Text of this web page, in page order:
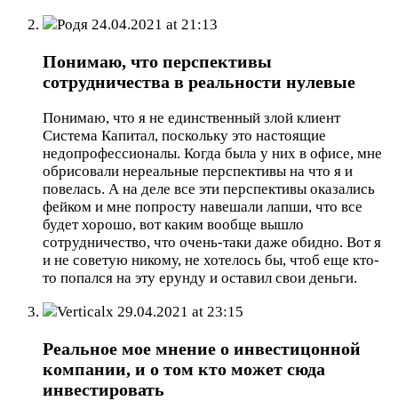
Родя 24.04.2021 at 21:13
Понимаю, что перспективы
сотрудничества в реальности нулевые
Понимаю, что я не единственный злой клиент
Система Капитал, поскольку это настоящие
недопрофессионалы. Когда была у них в офисе, мне
обрисовали нереальные перспективы на что я и
повелась. А на деле все эти перспективы оказались
фейком и мне попросту навешали лапши, что все
будет хорошо, вот каким вообще вышло
сотрудничество, что очень-таки даже обидно. Вот я
и не советую никому, не хотелось бы, чтоб еще кто-
то попался на эту ерунду и оставил свои деньги.
Verticalx 29.04.2021 at 23:15
Реальное мое мнение о инвестицонной
компании, и о том кто может сюда
инвестировать